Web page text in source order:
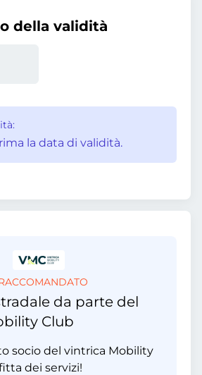
della validità
la data di validità.
da parte del
Club
socio del vintrica Mobility
dei servizi!